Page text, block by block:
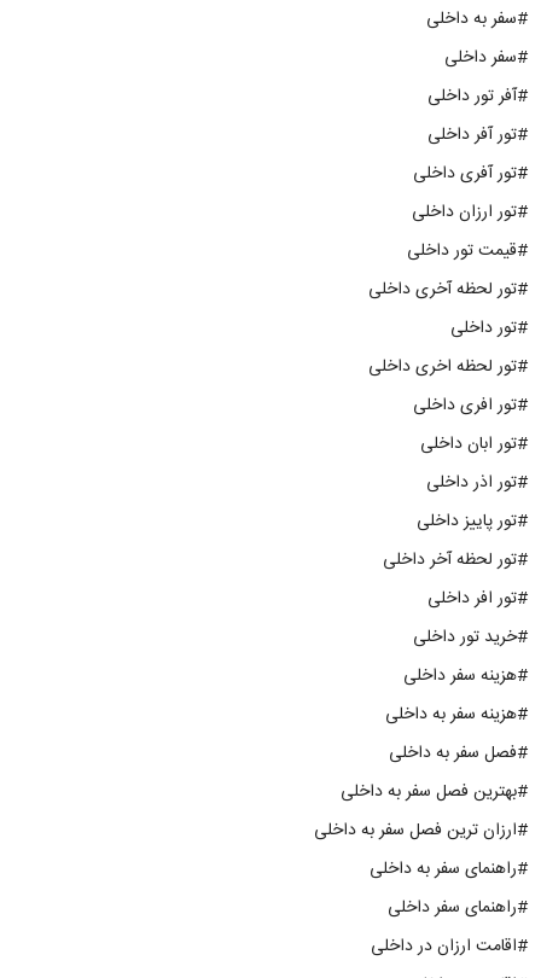
#سفر به داخلی
#سفر داخلی
#آفر تور داخلی
#تور آفر داخلی
#تور آفری داخلی
#تور ارزان داخلی
#قیمت تور داخلی
#تور لحظه آخری داخلی
#تور داخلی
#تور لحظه اخری داخلی
#تور افری داخلی
#تور ابان داخلی
#تور اذر داخلی
#تور پاییز داخلی
#تور لحظه آخر داخلی
#تور افر داخلی
#خرید تور داخلی
#هزینه سفر داخلی
#هزینه سفر به داخلی
#فصل سفر به داخلی
#بهترین فصل سفر به داخلی
#ارزان ترین فصل سفر به داخلی
#راهنمای سفر به داخلی
#راهنمای سفر داخلی
#اقامت ارزان در داخلی